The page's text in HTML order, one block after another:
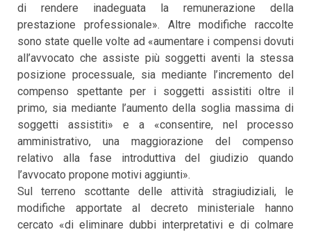
di rendere inadeguata la remunerazione della
prestazione professionale». Altre modifiche raccolte
sono state quelle volte ad «aumentare i compensi dovuti
all’avvocato che assiste più soggetti aventi la stessa
posizione processuale, sia mediante l’incremento del
compenso spettante per i soggetti assistiti oltre il
primo, sia mediante l’aumento della soglia massima di
soggetti assistiti» e a «consentire, nel processo
amministrativo, una maggiorazione del compenso
relativo alla fase introduttiva del giudizio quando
l’avvocato propone motivi aggiunti».
Sul terreno scottante delle attività stragiudiziali, le
modifiche apportate al decreto ministeriale hanno
cercato «di eliminare dubbi interpretativi e di colmare